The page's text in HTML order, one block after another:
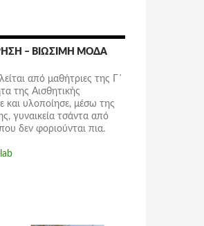
– ΒΙΏΣΙΜΗ ΜΌΔΑ
από μαθήτριες της Γ΄
της Αισθητικής
και υλοποίησε, μέσω της
γυναικεία τσάντα από
δεν φοριούνται πια.